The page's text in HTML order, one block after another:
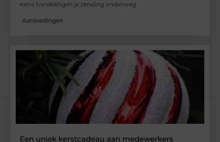
extra handelingen je zending onderweg
Aanbiedingen
Een uniek kerstcadeau aan medewerkers